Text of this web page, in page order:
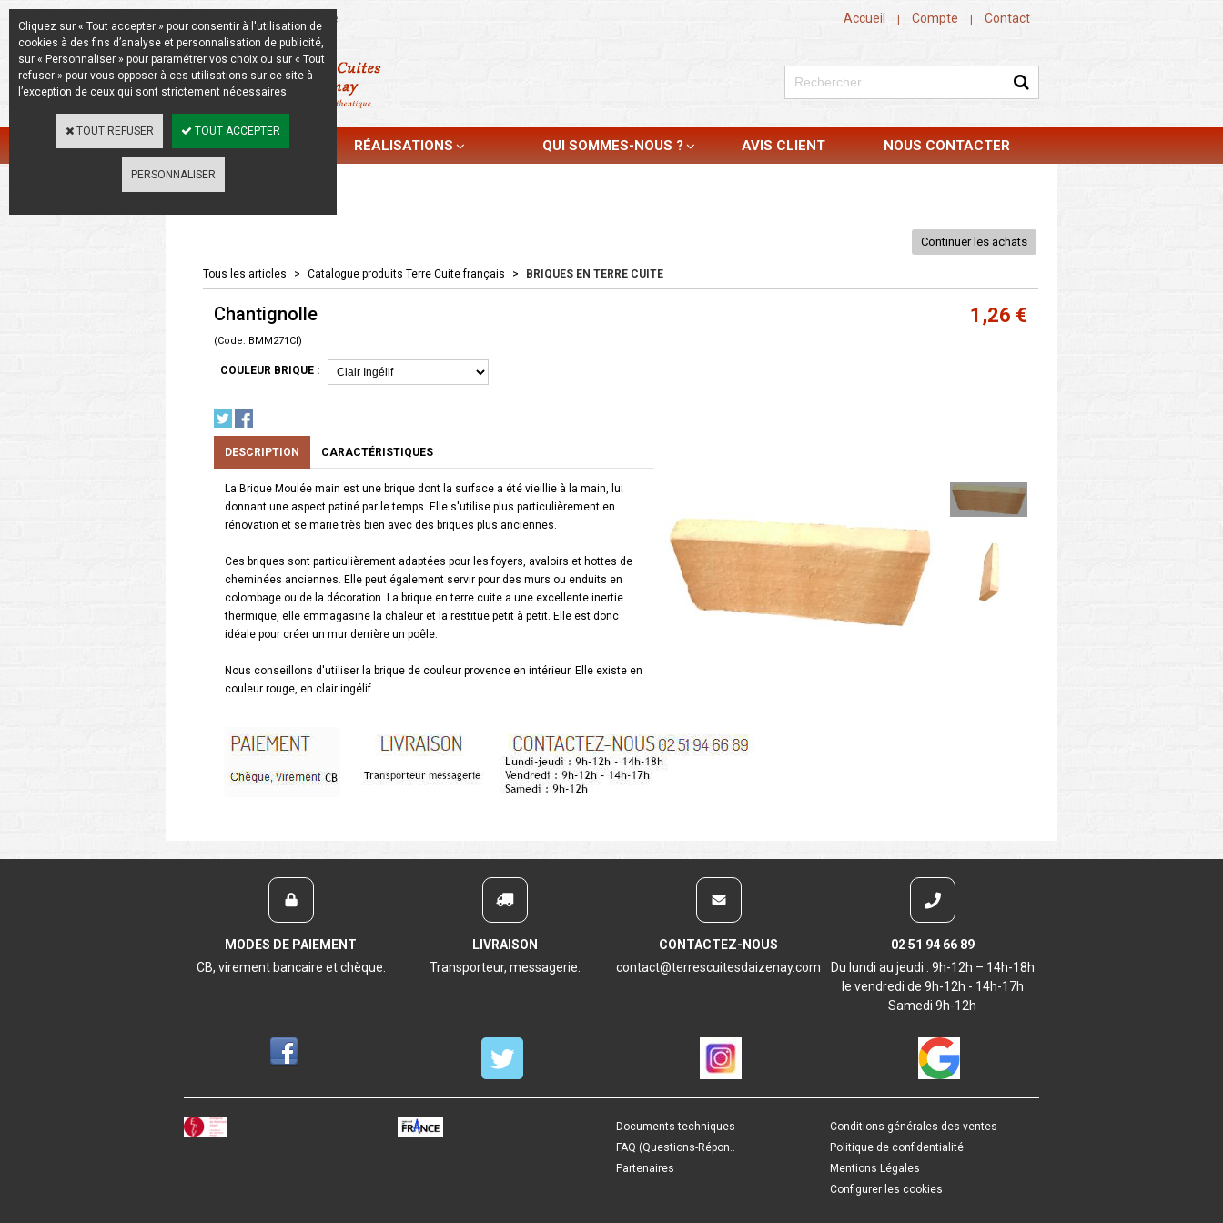
La Beauté de l'Authentique Accueil | Compte | Contact
CATALOGUE RÉALISATIONS QUI SOMMES-NOUS ? AVIS CLIENT NOUS CONTACTER
Catalogue
Continuer les achats
Tous les articles > Catalogue produits Terre Cuite français > BRIQUES EN TERRE CUITE
Chantignolle
(Code: BMM271CI)
COULEUR BRIQUE :
1,26 €
DESCRIPTION CARACTÉRISTIQUES
La Brique Moulée main est une brique dont la surface a été vieillie à la main, lui
donnant une aspect patiné par le temps. Elle s'utilise plus particulièrement en
rénovation et se marie très bien avec des briques plus anciennes.
Ces briques sont particulièrement adaptées pour les foyers, avaloirs et hottes de
cheminées anciennes. Elle peut également servir pour des murs ou enduits en
colombage ou de la décoration. La brique en terre cuite a une excellente inertie
thermique, elle emmagasine la chaleur et la restitue petit à petit. Elle est donc
idéale pour créer un mur derrière un poêle.
Nous conseillons d'utiliser la brique de couleur provence en intérieur. Elle existe en
couleur rouge, en clair ingélif.
MODES DE PAIEMENT
CB, virement bancaire et chèque.
LIVRAISON
Transporteur, messagerie.
CONTACTEZ-NOUS
contact@terrescuitesdaizenay.com
02 51 94 66 89
Du lundi au jeudi : 9h-12h – 14h-18h
le vendredi de 9h-12h - 14h-17h
Samedi 9h-12h
Documents techniques
FAQ (Questions-Répon..
Partenaires
Conditions générales des ventes
Politique de confidentialité
Mentions Légales
Configurer les cookies
Cliquez sur « Tout accepter » pour consentir à l'utilisation de
cookies à des fins d’analyse et personnalisation de publicité,
sur « Personnaliser » pour paramétrer vos choix ou sur « Tout
refuser » pour vous opposer à ces utilisations sur ce site à
l’exception de ceux qui sont strictement nécessaires.
TOUT REFUSER TOUT ACCEPTER
PERSONNALISER